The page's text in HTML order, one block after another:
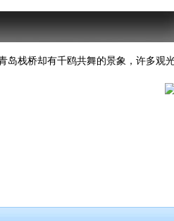
栈桥却有千鸥共舞的景象，许多观